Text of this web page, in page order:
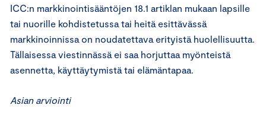
ICC:n markkinointisääntöjen 18.1 artiklan mukaan lapsille
tai nuorille kohdistetussa tai heitä esittävässä
markkinoinnissa on noudatettava erityistä huolellisuutta.
Tällaisessa viestinnässä ei saa horjuttaa myönteistä
asennetta, käyttäytymistä tai elämäntapaa.
Asian arviointi